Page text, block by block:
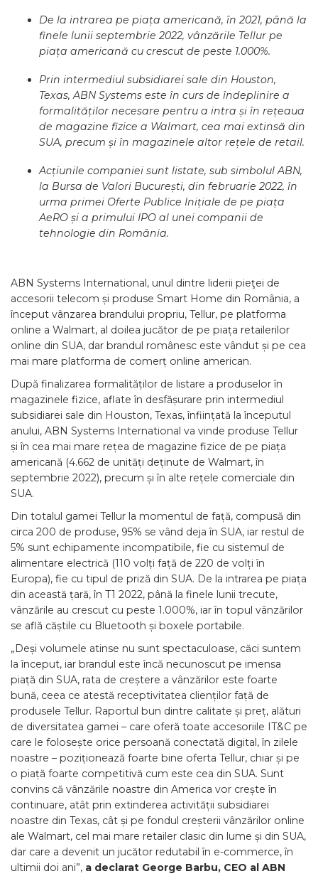
De la intrarea pe piața americană, în 2021, până la
finele lunii septembrie 2022, vânzările Tellur pe
piața americană cu crescut de peste 1.000%.
Prin intermediul subsidiarei sale din Houston,
Texas, ABN Systems este în curs de îndeplinire a
formalităților necesare pentru a intra și în rețeaua
de magazine fizice a Walmart, cea mai extinsă din
SUA, precum și în magazinele altor rețele de retail.
Acțiunile companiei sunt listate, sub simbolul ABN,
la Bursa de Valori București, din februarie 2022, în
urma primei Oferte Publice Inițiale de pe piața
AeRO și a primului IPO al unei companii de
tehnologie din România.
ABN Systems International, unul dintre liderii pieţei de
accesorii telecom și produse Smart Home din România, a
început vânzarea brandului propriu, Tellur, pe platforma
online a Walmart, al doilea jucător de pe piața retailerilor
online din SUA, dar brandul românesc este vândut și pe cea
mai mare platforma de comerț online american.
După finalizarea formalităților de listare a produselor în
magazinele fizice, aflate în desfășurare prin intermediul
subsidiarei sale din Houston, Texas, înființată la începutul
anului, ABN Systems International va vinde produse Tellur
și în cea mai mare rețea de magazine fizice de pe piața
americană (4.662 de unități deținute de Walmart, în
septembrie 2022), precum și în alte rețele comerciale din
SUA.
Din totalul gamei Tellur la momentul de față, compusă din
circa 200 de produse, 95% se vând deja în SUA, iar restul de
5% sunt echipamente incompatibile, fie cu sistemul de
alimentare electrică (110 volți față de 220 de volți în
Europa), fie cu tipul de priză din SUA. De la intrarea pe piața
din această țară, în T1 2022, până la finele lunii trecute,
vânzările au crescut cu peste 1.000%, iar în topul vânzărilor
se află căștile cu Bluetooth și boxele portabile.
„Deși volumele atinse nu sunt spectaculoase, căci suntem
la început, iar brandul este încă necunoscut pe imensa
piață din SUA, rata de creștere a vânzărilor este foarte
bună, ceea ce atestă receptivitatea clienților față de
produsele Tellur. Raportul bun dintre calitate și preț, alături
de diversitatea gamei – care oferă toate accesoriile IT&C pe
care le folosește orice persoană conectată digital, în zilele
noastre – poziționează foarte bine oferta Tellur, chiar și pe
o piață foarte competitivă cum este cea din SUA. Sunt
convins că vânzările noastre din America vor crește în
continuare, atât prin extinderea activității subsidiarei
noastre din Texas, cât și pe fondul creșterii vânzărilor online
ale Walmart, cel mai mare retailer clasic din lume și din SUA,
dar care a devenit un jucător redutabil în e-commerce, în
ultimii doi ani”, a declarat George Barbu, CEO al ABN